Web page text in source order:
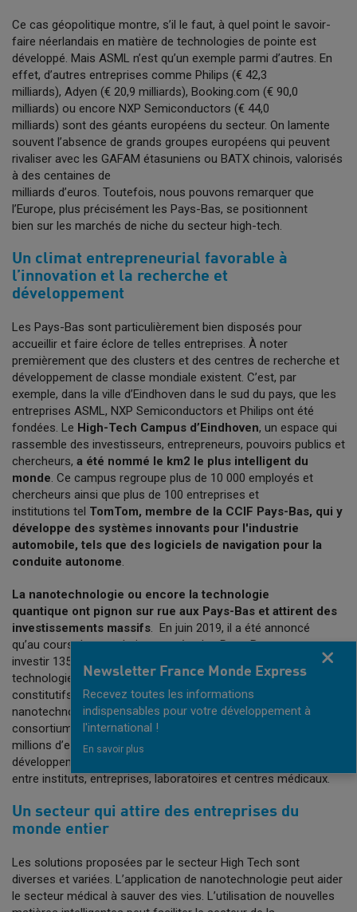
Ce cas géopolitique montre, s’il le faut, à quel point le savoir-
faire néerlandais en matière de technologies de pointe est
développé. Mais ASML n’est qu’un exemple parmi d’autres. En
effet, d’autres entreprises comme Philips (€ 42,3
milliards), Adyen (€ 20,9 milliards), Booking.com (€ 90,0
milliards) ou encore NXP Semiconductors (€ 44,0
milliards) sont des géants européens du secteur. On lamente
souvent l’absence de grands groupes européens qui peuvent
rivaliser avec les GAFAM étasuniens ou BATX chinois, valorisés
à des centaines de
milliards d’euros. Toutefois, nous pouvons remarquer que
l’Europe, plus précisément les Pays-Bas, se positionnent
bien sur les marchés de niche du secteur high-tech.
Un climat entrepreneurial favorable à
l’innovation et la recherche et
développement
Les Pays-Bas sont particulièrement bien disposés pour
accueillir et faire éclore de telles entreprises. À noter
premièrement que des clusters et des centres de recherche et
développement de classe mondiale existent. C’est, par
exemple, dans la ville d’Eindhoven dans le sud du pays, que les
entreprises ASML, NXP Semiconductors et Philips ont été
fondées. Le High-Tech Campus d’Eindhoven, un espace qui
rassemble des investisseurs, entrepreneurs, pouvoirs publics et
chercheurs, a été nommé le km2 le plus intelligent du
monde. Ce campus regroupe plus de 10 000 employés et
chercheurs ainsi que plus de 100 entreprises et
institutions tel TomTom, membre de la CCIF Pays-Bas, qui y
développe des systèmes innovants pour l'industrie
automobile, tels que des logiciels de navigation pour la
conduite autonome.
La nanotechnologie ou encore la technologie
quantique ont pignon sur rue aux Pays-Bas et attirent des
investissements massifs. En juin 2019, il a été annoncé
qu’au cours des prochaines années les Pays-Bas vont
investir 135 millions d'euros dans QuTech, l'institut de
technologie quantique qui vise à développer les éléments
constitutifs du premier ordinateur quantique. La
nanotechnologie a, quant à elle, un
consortium dédié NanoNextNL qui dispose de plus de 250
millions d’euros pour favoriser la recherche et le
développement de la dite technologie ainsi que la collaboration
entre instituts, entreprises, laboratoires et centres médicaux.
Un secteur qui attire des entreprises du
monde entier
Les solutions proposées par le secteur High Tech sont
diverses et variées. L’application de nanotechnologie peut aider
le secteur médical à sauver des vies. L’utilisation de nouvelles
Newsletter France Monde Express
Recevez toutes les informations
indispensables pour votre développement à
l'international !
En savoir plus